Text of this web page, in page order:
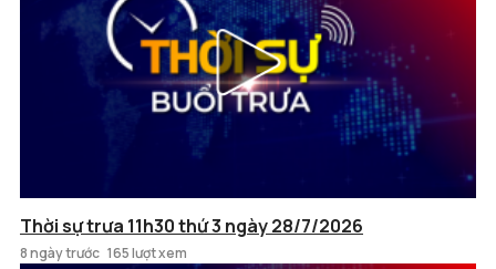
Thời sự trưa 11h30 thứ 3 ngày 28/7/2026
8 ngày trước 165 lượt xem